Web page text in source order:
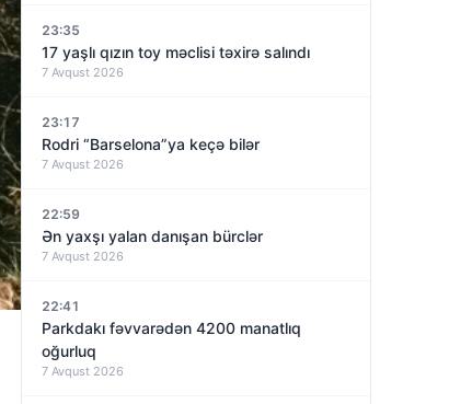
23:35
17 yaşlı qızın toy məclisi təxirə salındı
7 Avqust 2026
23:17
Rodri “Barselona”ya keçə bilər
7 Avqust 2026
22:59
Ən yaxşı yalan danışan bürclər
7 Avqust 2026
22:41
Parkdakı fəvvarədən 4200 manatlıq
oğurluq
7 Avqust 2026